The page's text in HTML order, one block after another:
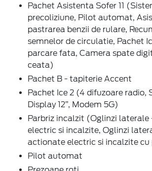
Pachet Asistenta Sofer 11
precoliziune, Pilot automat,
pastrarea benzii de rulare,
semnelor de circulatie, Pachet
parcare fata, Camera spate
ceata)
Pachet B - tapiterie Accent
Pachet Ice 2 (4 difuzoare radio,
Display 12”, Modem 5G)
Parbriz incalzit (Oglinzi
electric si incalzite, Oglinzi
actionate electric si incalzite cu
Pilot automat